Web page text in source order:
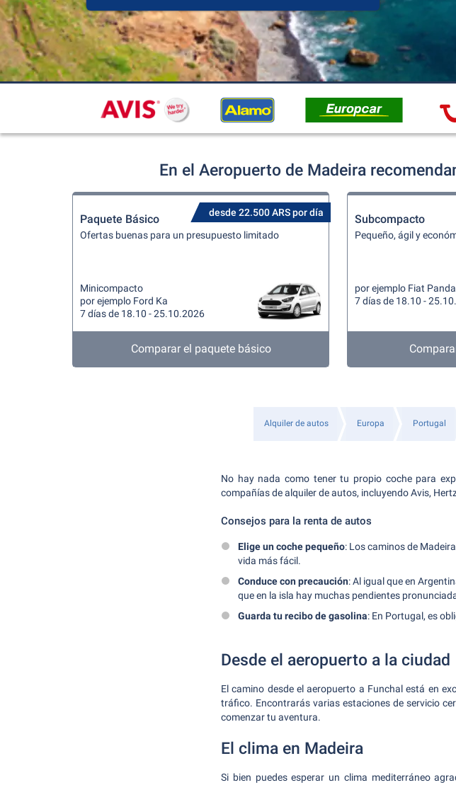
En el Aeropuerto de Madeira
desde 22.500 ARS por día
Paquete Básico
Ofertas buenas para un presupuesto limitado
Minicompacto
por ejemplo Ford Ka
7 días de 18.10 - 25.10.2026
Comparar el paquete básico
Subcompacto
Pequeño, ágil y
por ejemplo Fiat Panda
7 días de 18.10 -
Alquiler de autos Europa Portugal
No hay nada como tener tu propio coche para
compañías de alquiler de autos, incluyendo Avis,
Consejos para la renta de autos
Elige un coche pequeño: Los caminos de
vida más fácil.
Conduce con precaución: Al igual que en
que en la isla hay muchas pendientes
Guarda tu recibo de gasolina: En Portugal, es
Desde el aeropuerto a la ciudad
El camino desde el aeropuerto a Funchal está en
tráfico. Encontrarás varias estaciones de servicio
comenzar tu aventura.
El clima en Madeira
Si bien puedes esperar un clima mediterráneo